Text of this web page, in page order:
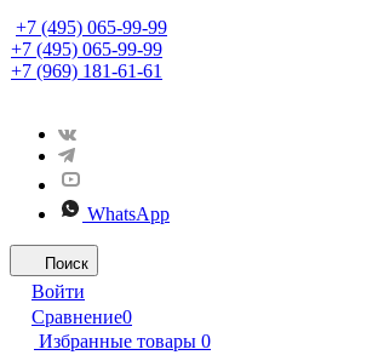
+7 (495) 065-99-99
+7 (495) 065-99-99
+7 (969) 181-61-61
WhatsApp
Поиск
Войти
Сравнение0
Избранные товары 0